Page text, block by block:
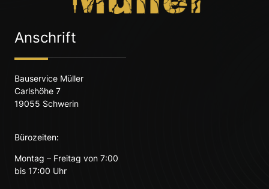
Anschrift
Bauservice Müller
Carlshöhe 7
19055 Schwerin
Bürozeiten:
Montag – Freitag von 7:00
bis 17:00 Uhr